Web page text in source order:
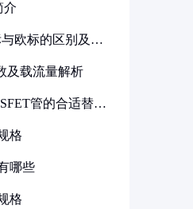
介
欧标的区别及其
及载流量解析
管的合适替代
格
哪些
格